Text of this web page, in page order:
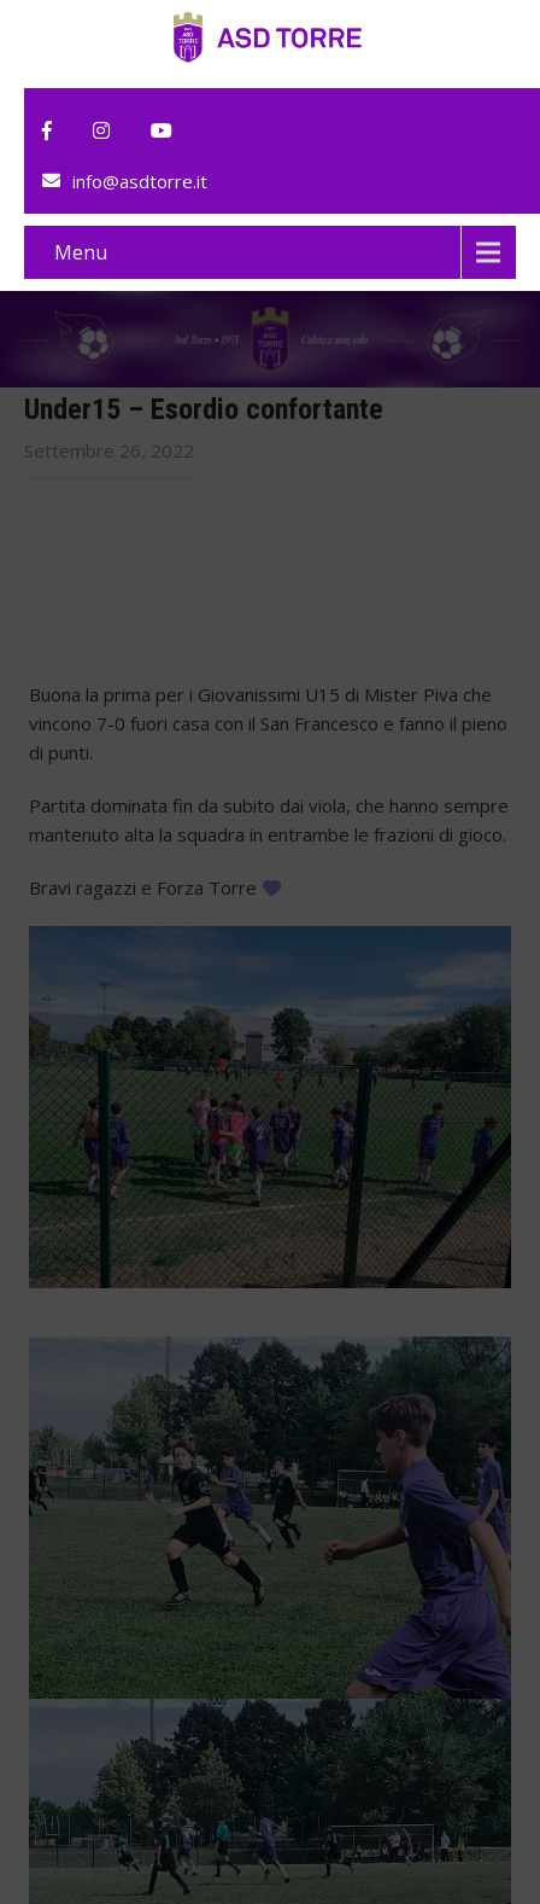
info@asdtorre.it
Menu
Under15 – Esordio confortante
Settembre 26, 2022
Buona la prima per i Giovanissimi U15 di Mister Piva che
vincono 7-0 fuori casa con il San Francesco e fanno il pieno
di punti.
Partita dominata fin da subito dai viola, che hanno sempre
mantenuto alta la squadra in entrambe le frazioni di gioco.
Bravi ragazzi e Forza Torre